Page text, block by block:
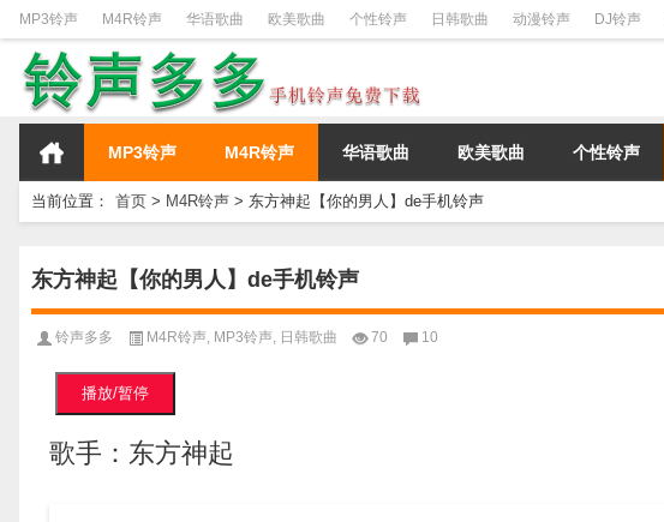
MP3铃声 M4R铃声 华语歌曲 欧美歌曲 个性铃声 日韩歌曲 动漫铃声 DJ铃声
MP3铃声 M4R铃声 华语歌曲 欧美歌曲 个性铃声
当前位置： 首页 > M4R铃声 > 东方神起【你的男人】de手机铃声
东方神起【你的男人】de手机铃声
铃声多多 M4R铃声, MP3铃声, 日韩歌曲 70 10
播放/暂停
歌手：东方神起